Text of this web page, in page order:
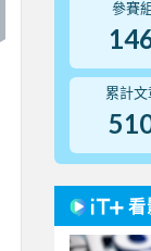
參賽
累計文
看